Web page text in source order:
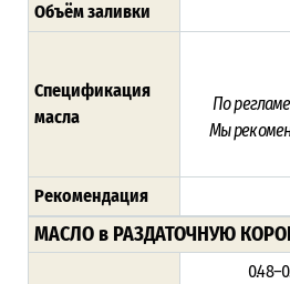
Объём заливки
Спецификация
масла
По
Мы
Рекомендация
МАСЛО в РАЗДАТОЧНУЮ